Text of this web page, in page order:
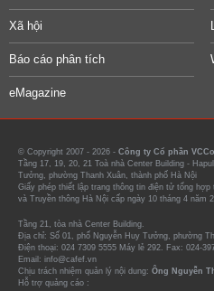
Xã hội
Báo cáo phân tích
eMagazine
© Copyright 2007 - 2026 - Công ty Cổ phần
Tầng 17, 19, 20, 21 Toà nhà Center Building -
Tưởng, phường Thanh Xuân, thành phố Hà Nội
Giấy phép thiết lập trang thông tin điện tử tổng
và Truyền thông Hà Nội cấp ngày 10 tháng 4 năm
Tầng 21, tòa nhà Center Building.
Địa chỉ: Số 01, phố Nguyễn Huy Tưởng, phường
Điện thoại: 024 7309 5555 Máy lẻ 292. Fax: 024-
Email: info@cafef.vn
Chịu trách nhiệm quản lý nội dung: Ông Nguyễn
Hỗ trợ quảng cáo :